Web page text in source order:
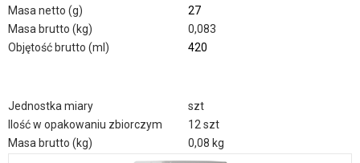
Masa netto (g)
27
Masa brutto (kg)
0,083
Objętość brutto (ml)
420
Jednostka miary
szt
Ilość w opakowaniu zbiorczym
12 szt
Masa brutto (kg)
0,08 kg